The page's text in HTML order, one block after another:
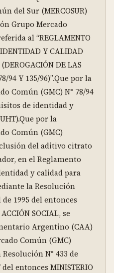
del Sur (MERCOSUR)
Grupo Mercado
al “REGLAMENTO
Y CALIDAD
DE LAS
94 Y 135/96)”.Que por la
Común (GMC) N° 78/94
de identidad y
por la
Común (GMC)
del aditivo citrato
en el Reglamento
y calidad para
la Resolución
de 1995 del entonces
SOCIAL, se
Argentino (CAA)
Común (GMC)
N° 433 de
entonces MINISTERIO